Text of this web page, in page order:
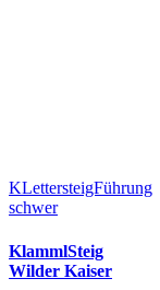
KLettersteigFührung
schwer
KlammlSteig
Wilder Kaiser